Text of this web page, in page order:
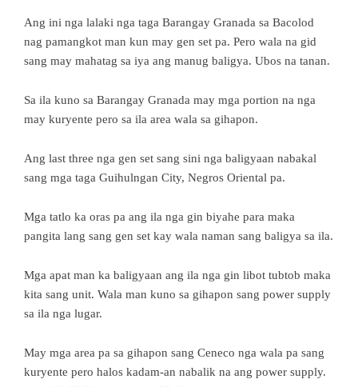
Ang ini nga lalaki nga taga Barangay Granada sa Bacolod
nag pamangkot man kun may gen set pa. Pero wala na gid
sang may mahatag sa iya ang manug baligya. Ubos na tanan.
Sa ila kuno sa Barangay Granada may mga portion na nga
may kuryente pero sa ila area wala sa gihapon.
Ang last three nga gen set sang sini nga baligyaan nabakal
sang mga taga Guihulngan City, Negros Oriental pa.
Mga tatlo ka oras pa ang ila nga gin biyahe para maka
pangita lang sang gen set kay wala naman sang baligya sa ila.
Mga apat man ka baligyaan ang ila nga gin libot tubtob maka
kita sang unit. Wala man kuno sa gihapon sang power supply
sa ila nga lugar.
May mga area pa sa gihapon sang Ceneco nga wala pa sang
kuryente pero halos kadam-an nabalik na ang power supply.